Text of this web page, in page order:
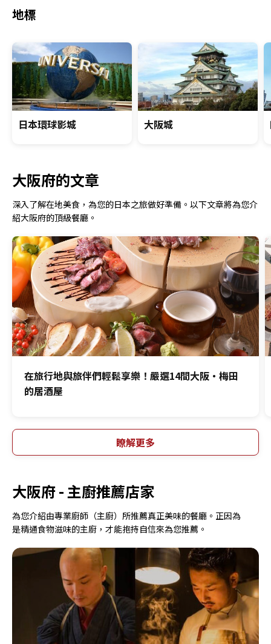
地標
日本環球影城 大阪城
大阪府的文章
深入了解在地美食，為您的日本之旅做好準備。以下文章將為您介
紹大阪府的頂級餐廳。
在旅行地與旅伴們輕鬆享樂！嚴選14間大阪・梅田
的居酒屋
瞭解更多
大阪府 -主廚推薦店家
為您介紹由專業廚師（主廚）所推薦真正美味的餐廳。正因為
是精通食物滋味的主廚，才能抱持自信來為您推薦。